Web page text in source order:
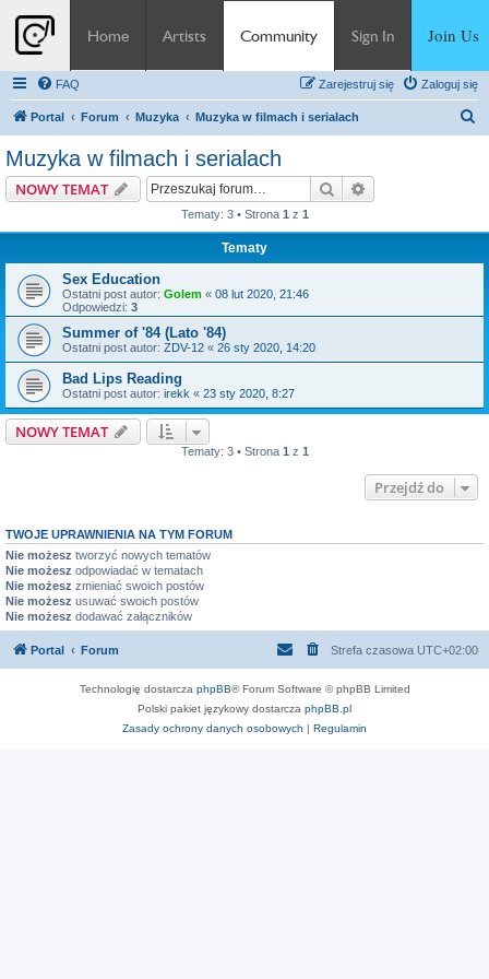
Home Artists Community Sign In Join Us
FAQ Zaloguj się
Zarejestruj się
Portal Forum Muzyka Muzyka w filmach i serialach
Muzyka w filmach i serialach
NOWY TEMAT Szukaj
Tematy: 3 • Strona 1 z 1
Tematy
Sex Education
Ostatni post autor: Golem « 08 lut 2020, 21:46
Odpowiedzi: 3
Summer of '84 (Lato '84)
Ostatni post autor: ZDV-12 « 26 sty 2020, 14:20
Bad Lips Reading
Ostatni post autor: irekk « 23 sty 2020, 8:27
NOWY TEMAT
Tematy: 3 • Strona 1 z 1
Przejdź do
TWOJE UPRAWNIENIA NA TYM FORUM
Nie możesz tworzyć nowych tematów
Nie możesz odpowiadać w tematach
Nie możesz zmieniać swoich postów
Nie możesz usuwać swoich postów
Nie możesz dodawać załączników
Portal Forum Strefa czasowa UTC+02:00
Technologię dostarcza phpBB® Forum Software © phpBB Limited
Polski pakiet językowy dostarcza phpBB.pl
Zasady ochrony danych osobowych | Regulamin